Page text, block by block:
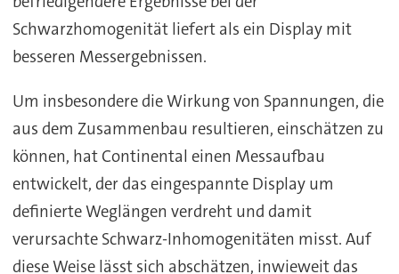
Schwarzhomogenität liefert als ein Display mit
besseren Messergebnissen.
Um insbesondere die Wirkung von Spannungen, die
aus dem Zusammenbau resultieren, einschätzen zu
können, hat Continental einen Messaufbau
entwickelt, der das eingespannte Display um
definierte Weglängen verdreht und damit
verursachte Schwarz-Inhomogenitäten misst. Auf
diese Weise lässt sich abschätzen, inwieweit das